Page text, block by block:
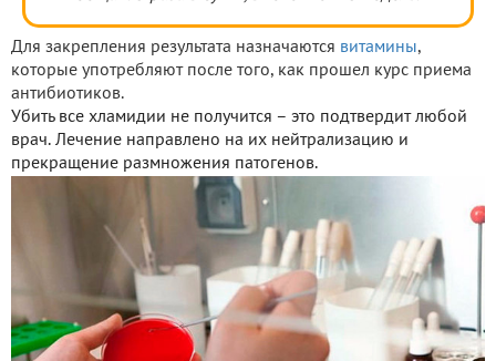
Для закрепления результата назначаются витамины,
которые употребляют после того, как прошел курс приема
антибиотиков.
Убить все хламидии не получится – это подтвердит любой
врач. Лечение направлено на их нейтрализацию и
прекращение размножения патогенов.